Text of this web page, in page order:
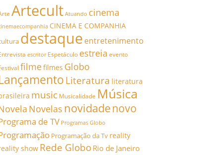
Artecult Atuando cinema
CINEMA E COMPANHIA
destaque entretenimento
escritor Espetáculo estreia evento
filmefilmes Globo
Literatura literatura
music Musicalidade Música
Novelas novidadenovo
de TV Programas Globo
Programação da Tv reality
show Rede Globo Rio de Janeiro